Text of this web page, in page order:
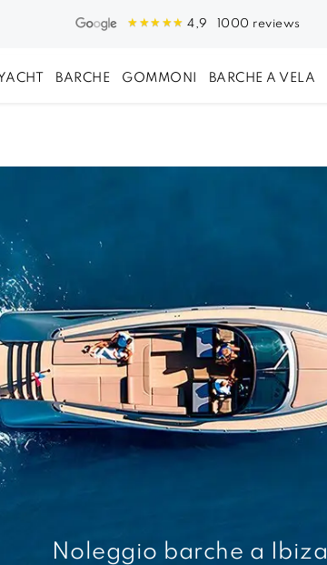
4,9 1000 reviews
BARCHE GOMMONI BARCHE A VELA
Noleggio barche a Ibiza